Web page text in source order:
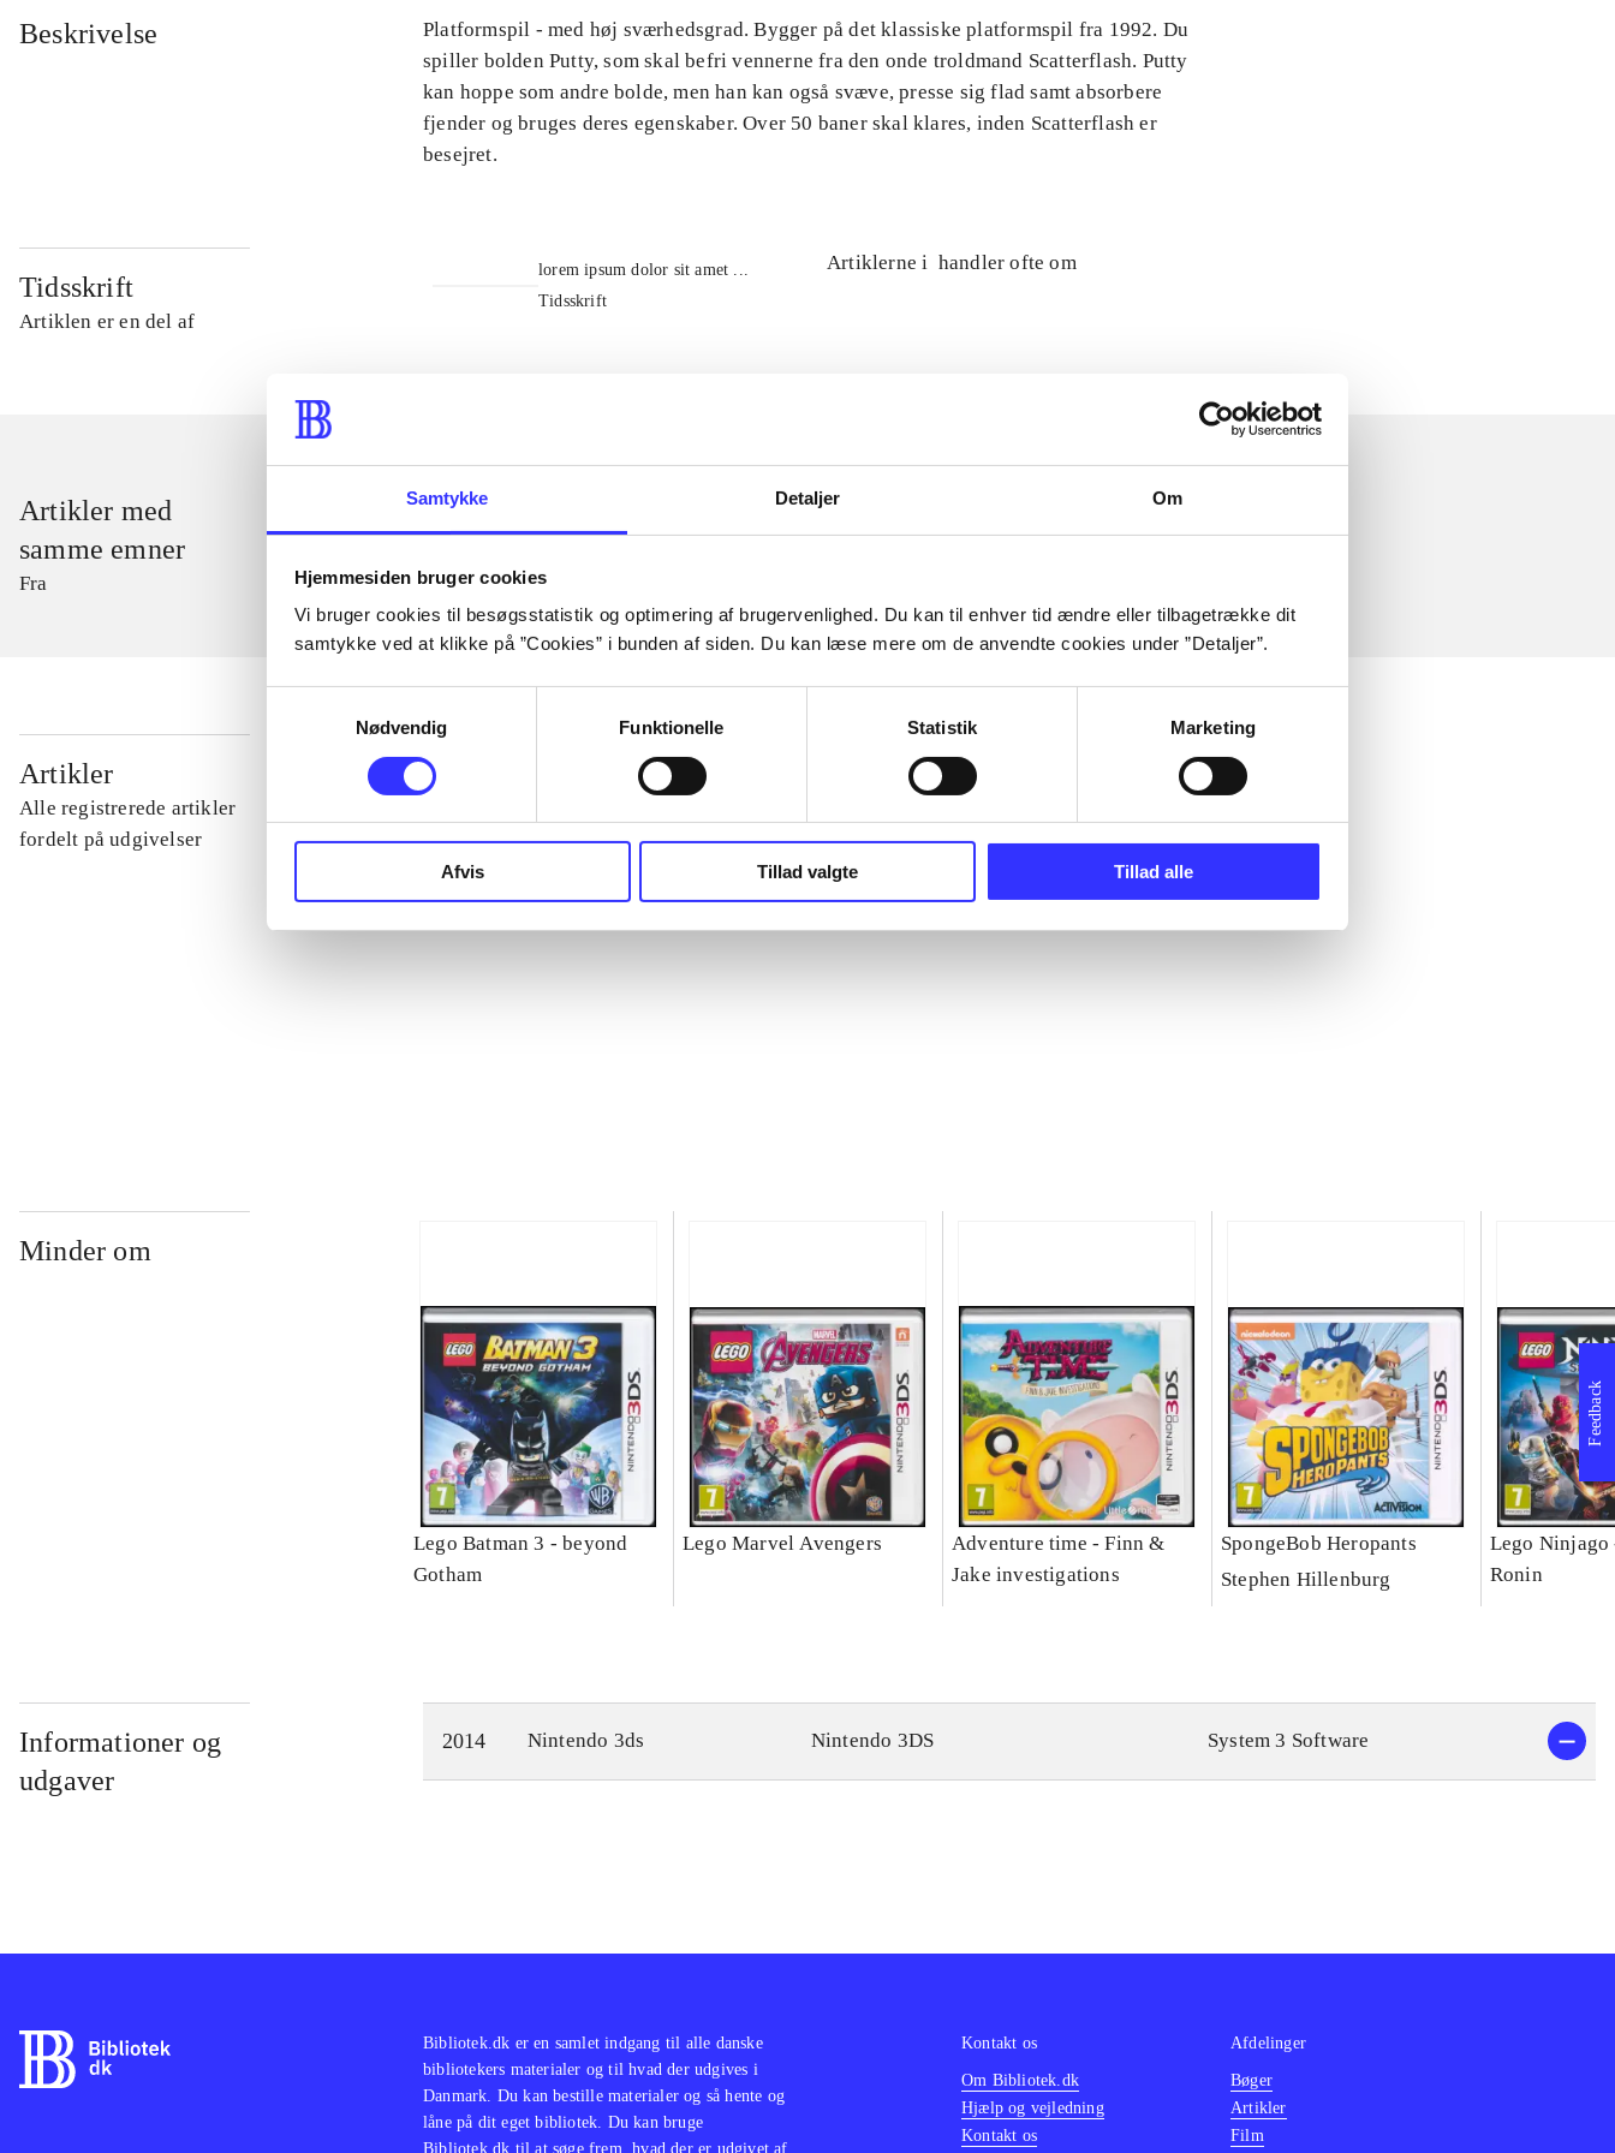
Samtykke Detaljer Om
Hjemmesiden bruger cookies
Vi bruger cookies til besøgsstatistik og optimering af brugervenlighed. Du kan til enhver tid ændre eller tilbagetrække dit
samtykke ved at klikke på ”Cookies” i bunden af siden. Du kan læse mere om de anvendte cookies under ”Detaljer”.
Nødvendig
Funktionelle Statistik Marketing
Afvis Tillad valgte Tillad alle
Beskrivelse
Platformspil - med høj sværhedsgrad. Bygger på det klassiske platformspil fra 1992. Du
spiller bolden Putty, som skal befri vennerne fra den onde troldmand Scatterflash. Putty
kan hoppe som andre bolde, men han kan også svæve, presse sig flad samt absorbere
fjender og bruges deres egenskaber. Over 50 baner skal klares, inden Scatterflash er
besejret.
Tidsskrift
Artiklen er en del af
lorem ipsum dolor sit amet ...
Tidsskrift
Artiklerne i handler ofte om
Artikler med
samme emner
Fra
Artikler
Alle registrerede artikler
fordelt på udgivelser
...
Minder om
Lego Batman 3 - beyond
Gotham
Lego Marvel Avengers
Adventure time - Finn &
Jake investigations
SpongeBob Heropants
Stephen Hillenburg
Lego Ninjago
Ronin
Informationer og
udgaver
2014 Nintendo 3ds Nintendo 3DS System 3 Software
Feedback
Bibliotek.dk er en samlet indgang til alle danske
bibliotekers materialer og til hvad der udgives i
Danmark. Du kan bestille materialer og så hente og
låne på dit eget bibliotek. Du kan bruge
Bibliotek.dk til at søge frem, hvad der er udgivet af
Kontakt os
Om Bibliotek.dk
Hjælp og vejledning
Kontakt os
Afdelinger
Bøger
Artikler
Film